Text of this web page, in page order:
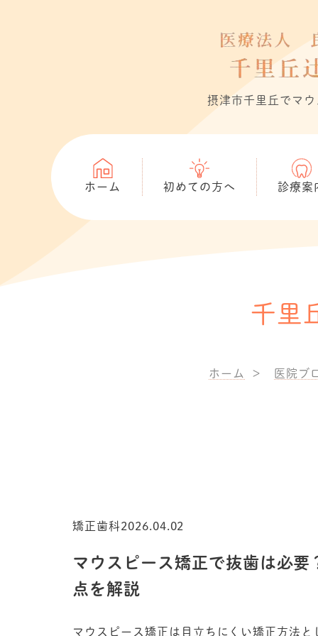
摂津市千里丘でマ
ホーム 初めての方へ 診療案
千里
ホーム 医院ブ
矯正歯科2026.04.02
マウスピース矯正で抜歯は必
点を解説
マウスピース矯正は目立ちにくい矯正方法